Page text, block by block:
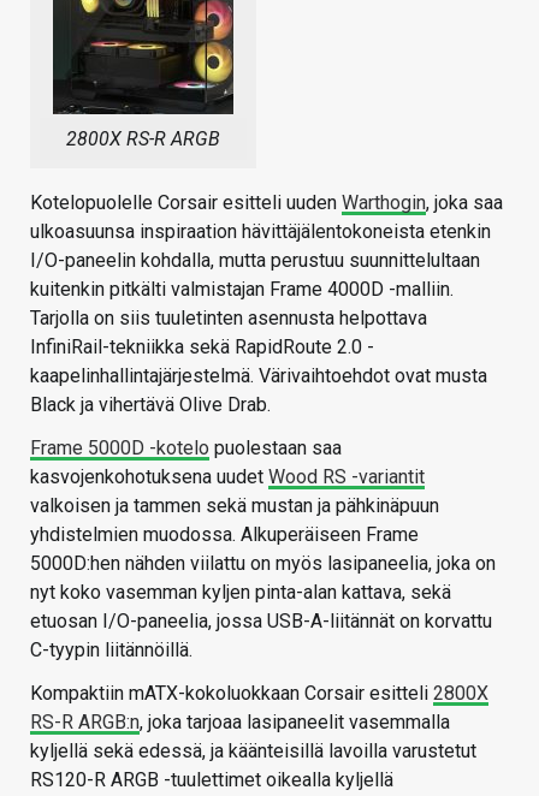
2800X RS-R ARGB
Kotelopuolelle Corsair esitteli uuden Warthogin, joka saa
ulkoasuunsa inspiraation hävittäjälentokoneista etenkin
I/O-paneelin kohdalla, mutta perustuu suunnittelultaan
kuitenkin pitkälti valmistajan Frame 4000D -malliin.
Tarjolla on siis tuuletinten asennusta helpottava
InfiniRail-tekniikka sekä RapidRoute 2.0 -
kaapelinhallintajärjestelmä. Värivaihtoehdot ovat musta
Black ja vihertävä Olive Drab.
Frame 5000D -kotelo puolestaan saa
kasvojenkohotuksena uudet Wood RS -variantit
valkoisen ja tammen sekä mustan ja pähkinäpuun
yhdistelmien muodossa. Alkuperäiseen Frame
5000D:hen nähden viilattu on myös lasipaneelia, joka on
nyt koko vasemman kyljen pinta-alan kattava, sekä
etuosan I/O-paneelia, jossa USB-A-liitännät on korvattu
C-tyypin liitännöillä.
Kompaktiin mATX-kokoluokkaan Corsair esitteli 2800X
RS-R ARGB:n, joka tarjoaa lasipaneelit vasemmalla
kyljellä sekä edessä, ja käänteisillä lavoilla varustetut
RS120-R ARGB -tuulettimet oikealla kyljellä